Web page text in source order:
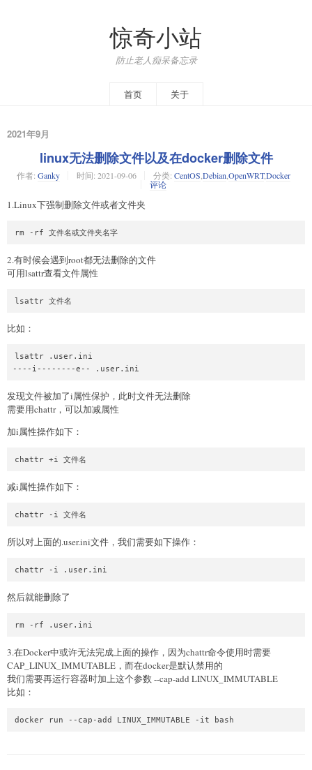
惊奇小站
防止老人痴呆备忘录
首页 关于
2021年9月
linux无法删除文件以及在docker删除文件
作者: Ganky 时间: 2021-09-06 分类: CentOS Debian OpenWRT,Docker
评论
1.Linux下强制删除文件或者文件夹
2.有时候会遇到root都无法删除的文件
可用lsattr查看文件属性
比如：
lsattr .user.ini
发现文件被加了i属性保护，此时文件无法删除
需要用chattr，可以加减属性
加i属性操作如下：
减i属性操作如下：
所以对上面的.user.ini文件，我们需要如下操作：
然后就能删除了
3.在Docker中或许无法完成上面的操作，因为chattr命令使用时需要
CAP_LINUX_IMMUTABLE，而在docker是默认禁用的
我们需要再运行容器时加上这个参数 --cap-add LINUX_IMMUTABLE
比如：
docker run --cap-add LINUX_IMMUTABLE -it bash